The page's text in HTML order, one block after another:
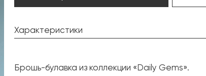
Характеристики
Форма огранки:
Брошь-булавка из коллекции «Daily Gems».